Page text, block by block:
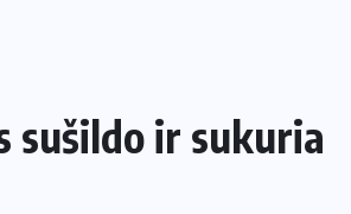
sušildo ir sukuria